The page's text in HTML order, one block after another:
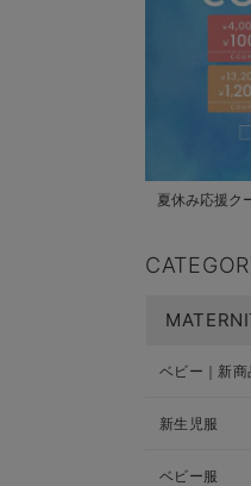
夏休み応援ク
ベビー｜新商
新生児服
ベビー服